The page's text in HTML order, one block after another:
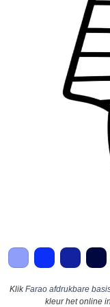
KlikFarao afdrukbare
kleur het online